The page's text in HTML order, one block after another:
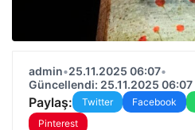
admin•25.11.2025 06:07•
Güncellendi: 25.11.2025 06:07
Paylaş: Twitter Facebook
Pinterest